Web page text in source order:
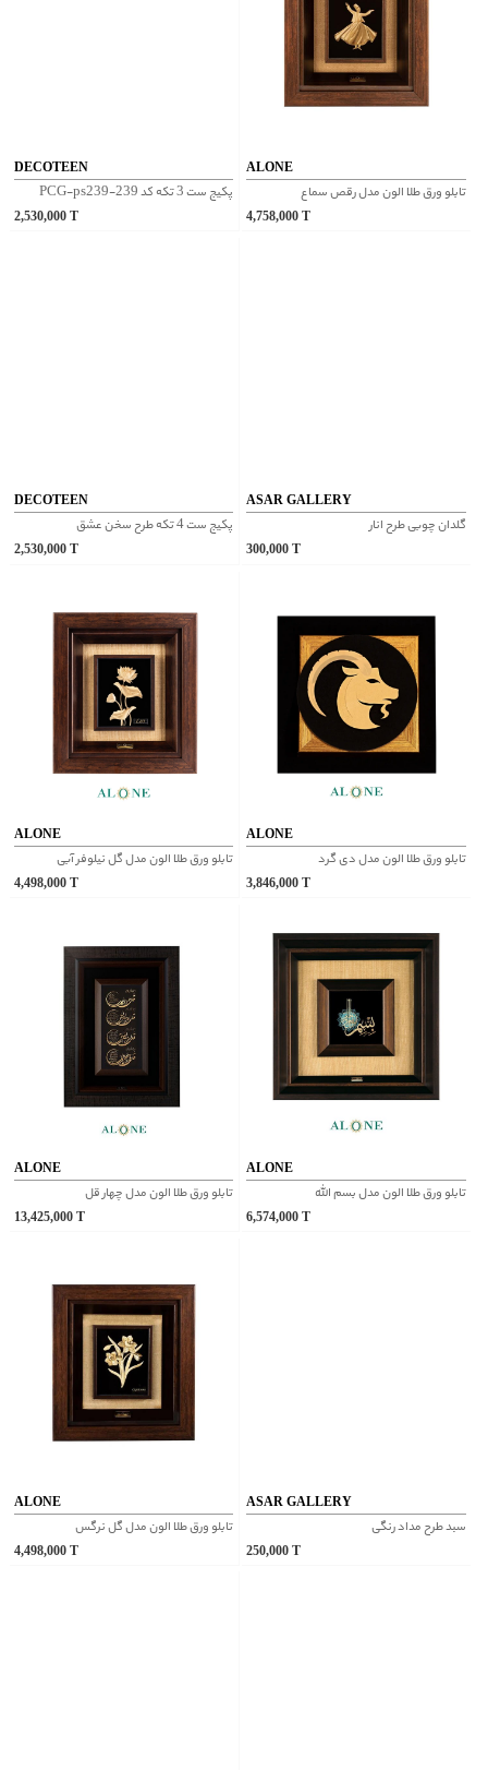
DECOTEEN
پکیج ست 3 تکه کد PCG-ps239-239
2,530,000T
ALONE
تابلو ورق طلا الون مدل رقص سماع
4,758,000 T
DECOTEEN
پکیج ست 4 تکه طرح سخن عشق
2,530,000T
ASAR GALLERY
گلدان چوبی طرح انار
300,000 T
ALONE
تابلو ورق طلا الون مدل گل نیلوفر آبی
4,498,000T
ALONE
تابلو ورق طلا الون مدل دی گرد
3,846,000 T
ALONE
تابلو ورق طلا الون مدل چهار قل
13,425,000T
ALONE
تابلو ورق طلا الون مدل بسم الله
6,574,000 T
ALONE
تابلو ورق طلا الون مدل گل نرگس
4,498,000T
ASAR GALLERY
سبد طرح مداد رنگی
250,000 T